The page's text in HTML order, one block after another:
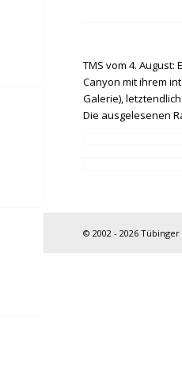
TMS vom 4.
Canyon mit ihrem
Galerie),
Die ausgelesenen
© 2002 - 2026